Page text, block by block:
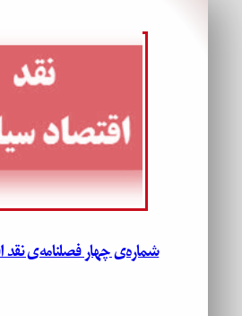
شماره‌ی چهار فصلنامه‌ی